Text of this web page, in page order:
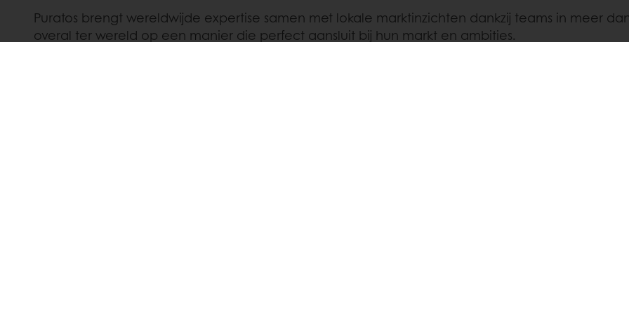
Puratos brengt wereldwijde expertise samen met lokale marktinzichten dankzij teams in meer
overal ter wereld op een manier die perfect aansluit bij hun markt en ambities.